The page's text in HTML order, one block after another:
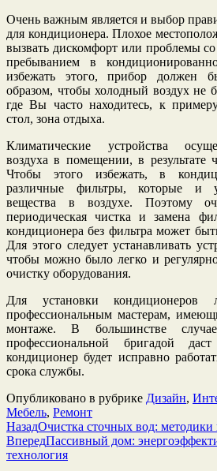
Очень важным является и выбор
для кондиционера. Плохое
вызвать дискомфорт или проблемы
пребыванием в
избежать этого, прибор должен
образом, чтобы холодный воздух не
где Вы часто находитесь, к
стол, зона отдыха.
Климатические устройства
воздуха в помещении, в результате
Чтобы этого избежать, в
различные фильтры, которые и
вещества в воздухе. Поэтому
периодическая чистка и замена
кондиционера без фильтра может
Для этого следует устанавливать
чтобы можно было легко и
очистку оборудования.
Для установки кондиционеров
профессиональным мастерам,
монтаже. В большинстве
профессиональной бригадой
кондиционер будет исправно
срока службы.
Опубликовано в рубрике Дизайн,
Мебель, Ремонт
НазадОчистка сточных вод: методики
ВпередПассивный дом:
технология